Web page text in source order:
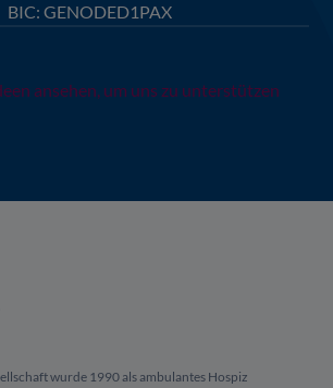
BIC: GENODED1PAX
ansehen, um uns zu unterstützen
wurde 1990 als ambulantes Hospiz